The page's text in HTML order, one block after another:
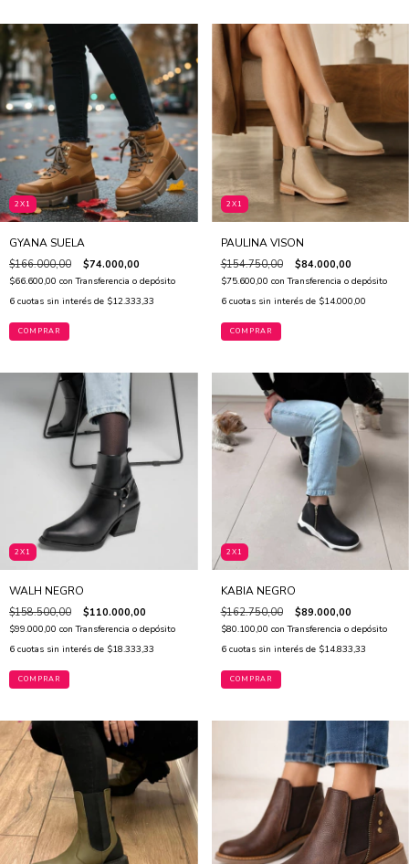
2X1
GYANA SUELA
$166.000,00 $74.000,00
$66.600,00 con Transferencia o depósito
6 cuotas sin interés de $12.333,33
COMPRAR
2X1
PAULINA VISON
$154.750,00 $84.000,00
$75.600,00 con Transferencia o depósito
6 cuotas sin interés de $14.000,00
COMPRAR
2X1
WALH NEGRO
$158.500,00 $110.000,00
$99.000,00 con Transferencia o depósito
6 cuotas sin interés de $18.333,33
COMPRAR
2X1
KABIA NEGRO
$162.750,00 $89.000,00
$80.100,00 con Transferencia o depósito
6 cuotas sin interés de $14.833,33
COMPRAR